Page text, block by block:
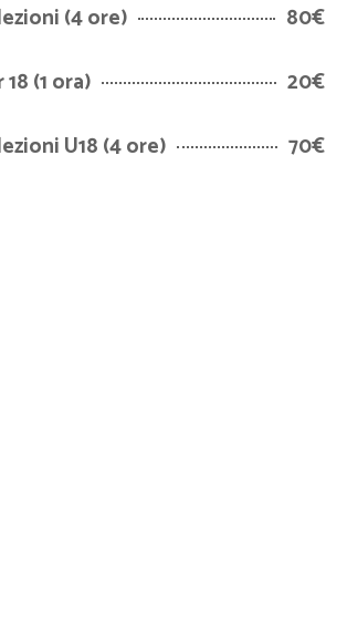
(4 ore)
80€
(1 ora)
20€
U18 (4 ore)
70€